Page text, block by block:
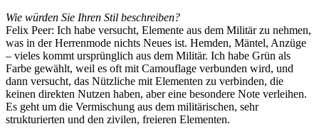
Wie würden Sie Ihren Stil beschreiben?
Felix Peer: Ich habe versucht, Elemente aus dem Militär zu nehmen,
was in der Herrenmode nichts Neues ist. Hemden, Mäntel, Anzüge
– vieles kommt ursprünglich aus dem Militär. Ich habe Grün als
Farbe gewählt, weil es oft mit Camouflage verbunden wird, und
dann versucht, das Nützliche mit Elementen zu verbinden, die
keinen direkten Nutzen haben, aber eine besondere Note verleihen.
Es geht um die Vermischung aus dem militärischen, sehr
strukturierten und den zivilen, freieren Elementen.